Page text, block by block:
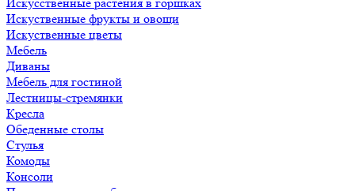
Искуственные фрукты и овощи
Искуственные цветы
Мебель
Диваны
Мебель для гостиной
Лестницы-стремянки
Кресла
Обеденные столы
Стулья
Комоды
Консоли